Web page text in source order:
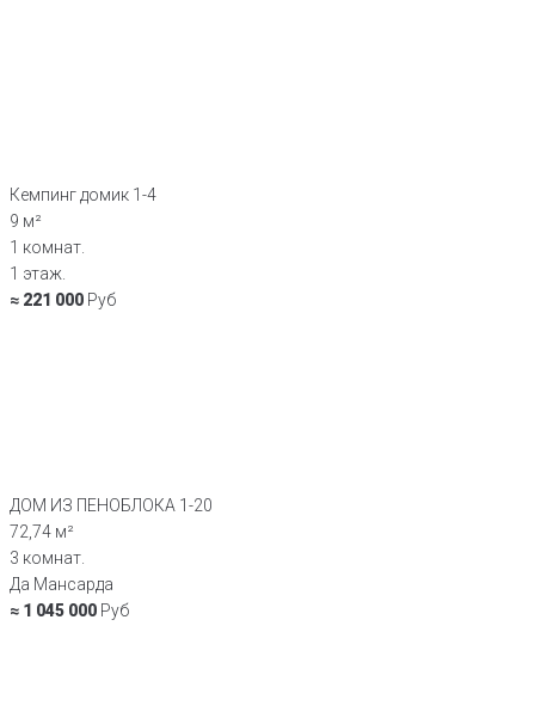
Кемпинг домик 1-4
9 м²
1 комнат.
1 этаж.
≈ 221 000 Руб
ДОМ ИЗ ПЕНОБЛОКА 1-20
72,74 м²
3 комнат.
Да Мансарда
≈ 1 045 000 Руб